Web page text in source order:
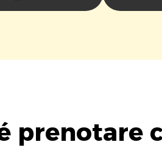
prenotare